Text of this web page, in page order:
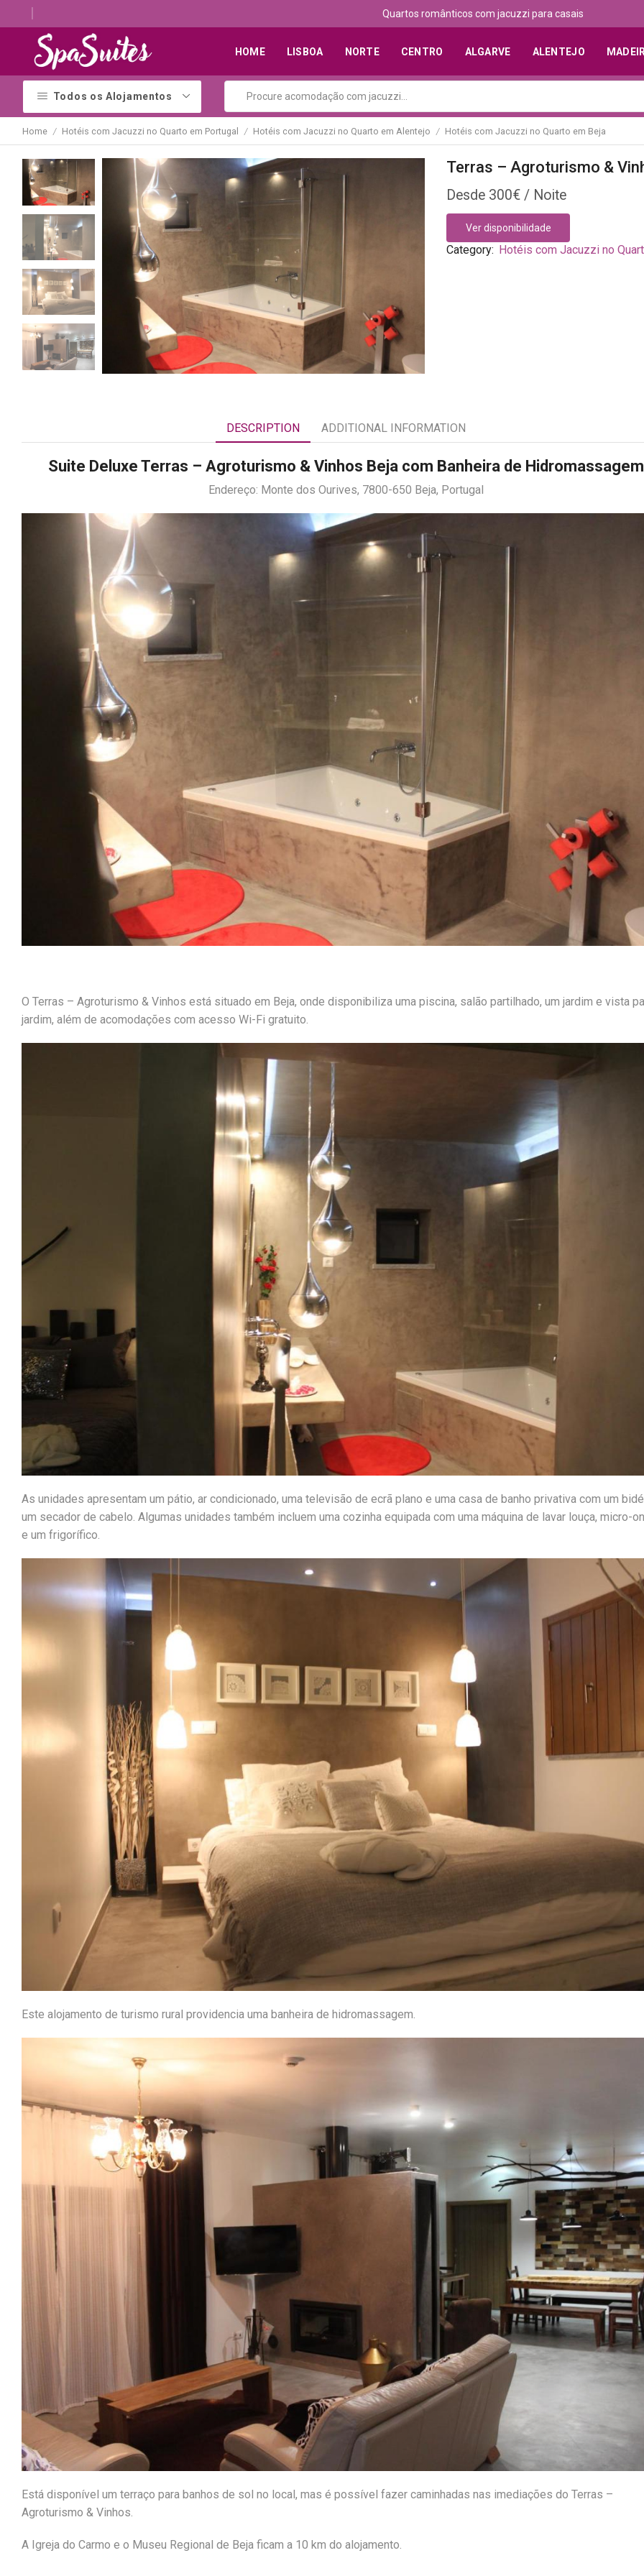
Descubra os melhores alojamentos com jacuzzi
HOME LISBOA NORTE CENTRO ALGARVE ALENTEJO
Todos os Alojamentos
Home / Hotéis com Jacuzzi no Quarto em Portugal / Hotéis com Jacuzzi no Quarto em Alentejo / Hotéis com Jacuzzi no Quarto em Beja
Terras – Agroturismo &
300€
Ver disponibilidade
Category: Hotéis com Jacuzzi no
DESCRIPTION ADDITIONAL INFORMATION
Suite Deluxe Terras – Agroturismo & Vinhos Beja com Banheira de Hidromassagem
Endereço: Monte dos Ourives, 7800-650 Beja, Portugal
O Terras – Agroturismo & Vinhos está situado em Beja, onde disponibiliza uma piscina, salão partilhado, um jardim e vista
jardim, além de acomodações com acesso Wi-Fi gratuito.
As unidades apresentam um pátio, ar condicionado, uma televisão de ecrã plano e uma casa de banho privativa com um
um secador de cabelo. Algumas unidades também incluem uma cozinha equipada com uma máquina de lavar louça, micro-
e um frigorífico.
Este alojamento de turismo rural providencia uma banheira de hidromassagem.
Está disponível um terraço para banhos de sol no local, mas é possível fazer caminhadas nas imediações do Terras –
Agroturismo & Vinhos.
A Igreja do Carmo e o Museu Regional de Beja ficam a 10 km do alojamento.